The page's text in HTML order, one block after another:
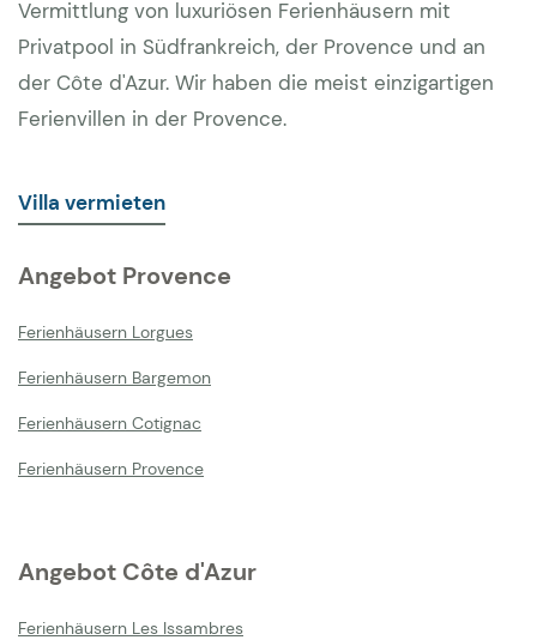
Vermittlung von luxuriösen Ferienhäusern mit
Privatpool in Südfrankreich, der Provence und an
der Côte d'Azur. Wir haben die meist einzigartigen
Ferienvillen in der Provence.
Villa vermieten
Angebot Provence
Ferienhäusern Lorgues
Ferienhäusern Bargemon
Ferienhäusern Cotignac
Ferienhäusern Provence
Angebot Côte d'Azur
Ferienhäusern Les Issambres